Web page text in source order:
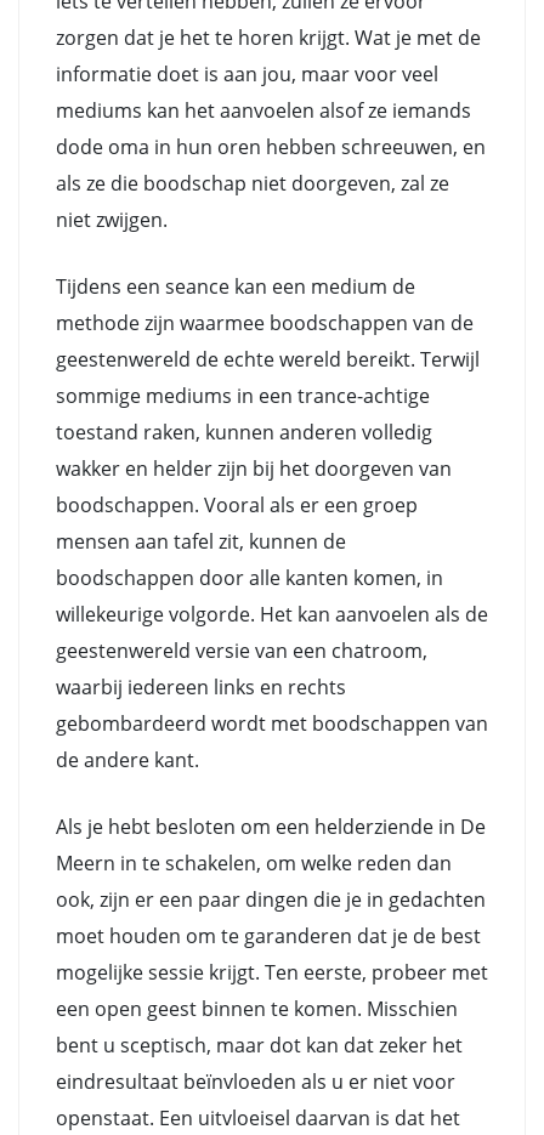
zorgen dat je het te horen krijgt. Wat je met de
informatie doet is aan jou, maar voor veel
mediums kan het aanvoelen alsof ze iemands
dode oma in hun oren hebben schreeuwen, en
als ze die boodschap niet doorgeven, zal ze
niet zwijgen.
Tijdens een seance kan een medium de
methode zijn waarmee boodschappen van de
geestenwereld de echte wereld bereikt. Terwijl
sommige mediums in een trance-achtige
toestand raken, kunnen anderen volledig
wakker en helder zijn bij het doorgeven van
boodschappen. Vooral als er een groep
mensen aan tafel zit, kunnen de
boodschappen door alle kanten komen, in
willekeurige volgorde. Het kan aanvoelen als de
geestenwereld versie van een chatroom,
waarbij iedereen links en rechts
gebombardeerd wordt met boodschappen van
de andere kant.
Als je hebt besloten om een helderziende in De
Meern in te schakelen, om welke reden dan
ook, zijn er een paar dingen die je in gedachten
moet houden om te garanderen dat je de best
mogelijke sessie krijgt. Ten eerste, probeer met
een open geest binnen te komen. Misschien
bent u sceptisch, maar dot kan dat zeker het
eindresultaat beïnvloeden als u er niet voor
openstaat. Een uitvloeisel daarvan is dat het